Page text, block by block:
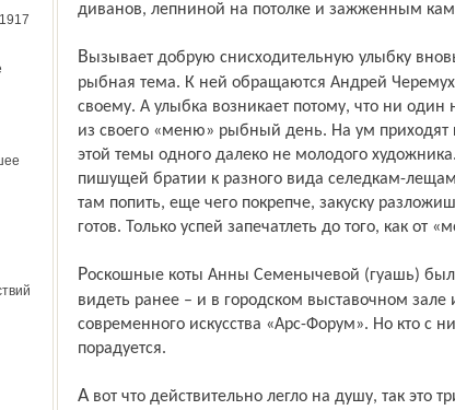
диванов, лепниной на потолке и зажженным
Вызывает добрую снисходительную улыбку вновь педалируемая на ряде полотен
рыбная тема. К ней обращаются Андрей
своему. А улыбка возникает потому, что ни
из своего «меню» рыбный день. На ум приходят
этой темы одного далеко не молодого
пишущей братии к разного вида селедкам-
там попить, еще чего покрепче, закуску
готов. Только успей запечатлеть до того, как от
Роскошные коты Анны Семенычевой (гуашь) были бы еще лучше, не доведись их
видеть ранее – и в городском выставочном
современного искусства «Арс-Форум». Но кто с
порадуется.
А вот что действительно легло на душу, так это три полотна от Максима Теплова.